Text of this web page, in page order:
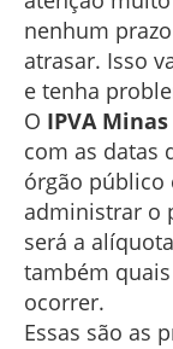
nenhum
atrasar. Isso
e tenha
O IPVA
com as datas
órgão público
administrar o
será a
também
ocorrer.
Essas são as